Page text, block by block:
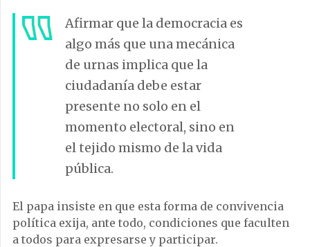
Afirmar que la democracia es
algo más que una mecánica
de urnas implica que la
ciudadanía debe estar
presente no solo en el
momento electoral, sino en
el tejido mismo de la vida
pública.
El papa insiste en que esta forma de convivencia
política exija, ante todo, condiciones que faculten
a todos para expresarse y participar.